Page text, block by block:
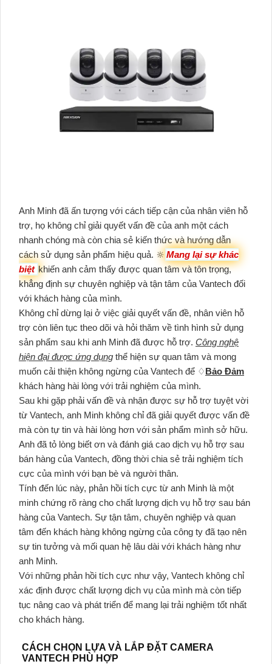
Anh Minh đã ấn tượng với cách tiếp cận của nhân viên hỗ
trợ, họ không chỉ giải quyết vấn đề của anh một cách
nhanh chóng mà còn chia sẻ kiến thức và hướng dẫn
cách sử dụng sản phẩm hiệu quả. 🔆 Mang lại sự khác
biệt khiến anh cảm thấy được quan tâm và tôn trọng,
khẳng định sự chuyên nghiệp và tận tâm của Vantech đối
với khách hàng của mình.
Không chỉ dừng lại ở việc giải quyết vấn đề, nhân viên hỗ
trợ còn liên tục theo dõi và hỏi thăm về tình hình sử dụng
sản phẩm sau khi anh Minh đã được hỗ trợ. Công nghệ
hiện đại được ứng dụng thể hiện sự quan tâm và mong
muốn cải thiện không ngừng của Vantech để ♢Bảo Đảm
khách hàng hài lòng với trải nghiệm của mình.
Sau khi gặp phải vấn đề và nhận được sự hỗ trợ tuyệt vời
từ Vantech, anh Minh không chỉ đã giải quyết được vấn đề
mà còn tự tin và hài lòng hơn với sản phẩm mình sở hữu.
Anh đã tỏ lòng biết ơn và đánh giá cao dịch vụ hỗ trợ sau
bán hàng của Vantech, đồng thời chia sẻ trải nghiệm tích
cực của mình với bạn bè và người thân.
Tính đến lúc này, phản hồi tích cực từ anh Minh là một
minh chứng rõ ràng cho chất lượng dịch vụ hỗ trợ sau bán
hàng của Vantech. Sự tận tâm, chuyên nghiệp và quan
tâm đến khách hàng không ngừng của công ty đã tạo nên
sự tin tưởng và mối quan hệ lâu dài với khách hàng như
anh Minh.
Với những phản hồi tích cực như vậy, Vantech không chỉ
xác định được chất lượng dịch vụ của mình mà còn tiếp
tục nâng cao và phát triển để mang lại trải nghiệm tốt nhất
cho khách hàng.
CÁCH CHỌN LỰA VÀ LẮP ĐẶT CAMERA
VANTECH PHÙ HỢP